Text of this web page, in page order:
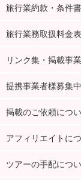
旅行業約款・条件書
旅行業務取扱料金
リンク集・掲載事
提携事業者様募集中
掲載のご依頼につ
アフィリエイトに
ツアーの手配につ